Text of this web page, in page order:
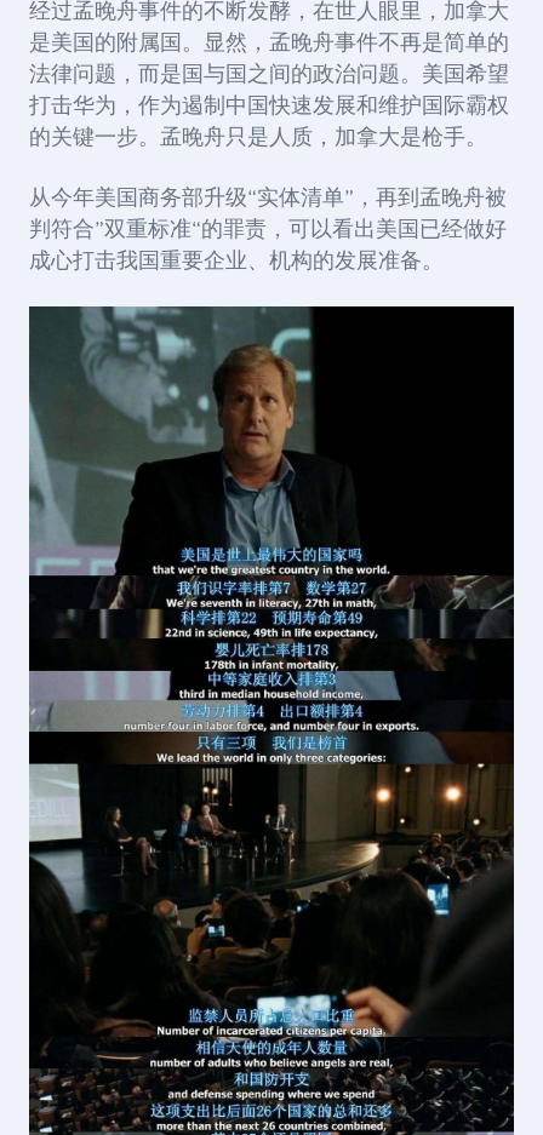
经过孟晚舟事件的不断发酵，在世人眼里，加拿大
是美国的附属国。显然，孟晚舟事件不再是简单的
法律问题，而是国与国之间的政治问题。美国希望
打击华为，作为遏制中国快速发展和维护国际霸权
的关键一步。孟晚舟只是人质，加拿大是枪手。
从今年美国商务部升级“实体清单”，再到孟晚舟被
判符合”双重标准“的罪责，可以看出美国已经做好
成心打击我国重要企业、机构的发展准备。